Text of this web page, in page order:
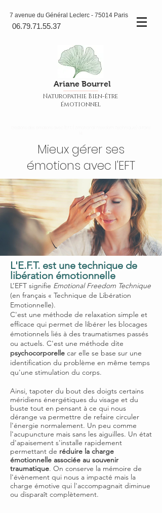
7 avenue du Général Leclerc - 75014 Paris
06.79.71.55.37
Ariane Bourrel
Naturopathie Bien-être
émotionnel
Mieux gérer ses
émotions avec l'EFT
L'E.F.T. est une technique de
libération émotionnelle
L’EFT signifie Emotional Freedom Technique
(en français « Technique de Libération
Emotionnelle).
C'est une méthode de relaxation simple et
efficace qui permet de libérer les blocages
émotionnels liés à des traumatismes passés
ou actuels. C'est une méthode dite
psychocorporelle car elle se base sur une
identification du problème en même temps
qu'une stimulation du corps.
Ainsi, tapoter du bout des doigts certains
méridiens énergétiques du visage et du
buste tout en pensant à ce qui nous
dérange va permettre de refaire circuler
l'énergie normalement. Un peu comme
l'acupuncture mais sans les aiguilles. Un état
d'apaisement s'installe rapidement
permettant de réduire la charge
émotionnelle associée au souvenir
traumatique. On conserve la mémoire de
l'évènement qui nous a impacté mais la
charge émotive qui l'accompagnait diminue
ou disparaît complètement.